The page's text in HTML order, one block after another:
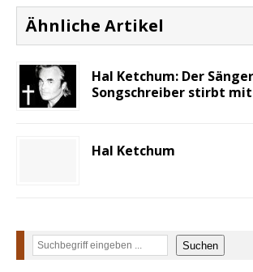
Ähnliche Artikel
Hal Ketchum: Der
Songschreiber stirbt mit
Hal Ketchum
Suchen Suchen